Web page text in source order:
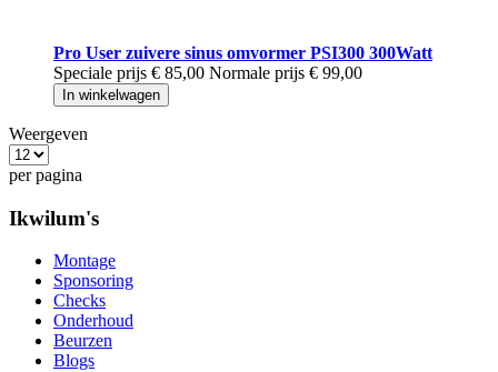
Pro User zuivere sinus omvormer PSI300 300Watt
Speciale prijs € 85,00 Normale prijs € 99,00
In winkelwagen
Weergeven
per pagina
Ikwilum's
Montage
Sponsoring
Checks
Onderhoud
Beurzen
Blogs